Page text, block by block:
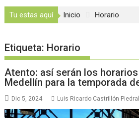
Tu estas aquí Inicio Horario
Etiqueta: Horario
Atento: así serán los
Medellín para la temporada
Dic 5, 2024 Luis Ricardo Castrillón